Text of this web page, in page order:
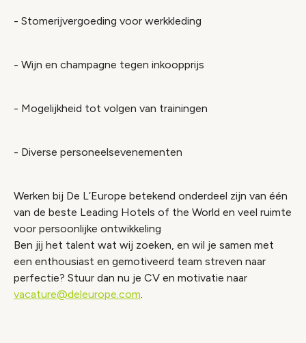
- Stomerijvergoeding voor werkkleding
- Wijn en champagne tegen inkoopprijs
- Mogelijkheid tot volgen van trainingen
- Diverse personeelsevenementen
Werken bij De L’Europe betekend onderdeel zijn van één
van de beste Leading Hotels of the World en veel ruimte
voor persoonlijke ontwikkeling
Ben jij het talent wat wij zoeken, en wil je samen met
een enthousiast en gemotiveerd team streven naar
perfectie? Stuur dan nu je CV en motivatie naar
vacature@deleurope.com.